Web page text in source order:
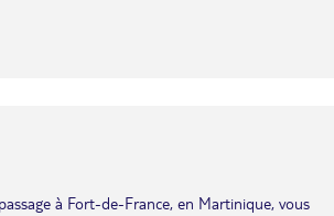
à Fort-de-France, en Martinique, vous